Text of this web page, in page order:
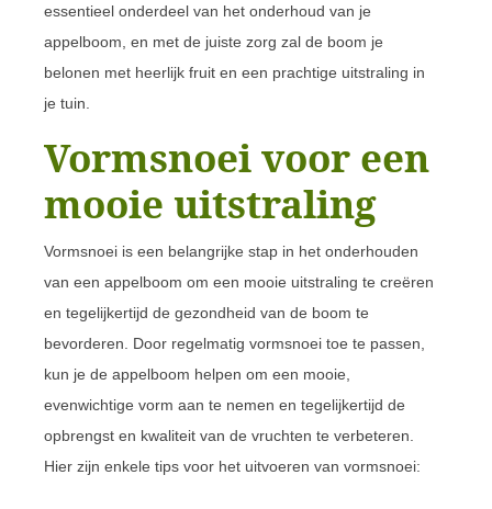
essentieel onderdeel van het onderhoud van je
appelboom, en met de juiste zorg zal de boom je
belonen met heerlijk fruit en een prachtige uitstraling in
je tuin.
Vormsnoei voor een
mooie uitstraling
Vormsnoei is een belangrijke stap in het onderhouden
van een appelboom om een mooie uitstraling te creëren
en tegelijkertijd de gezondheid van de boom te
bevorderen. Door regelmatig vormsnoei toe te passen,
kun je de appelboom helpen om een mooie,
evenwichtige vorm aan te nemen en tegelijkertijd de
opbrengst en kwaliteit van de vruchten te verbeteren.
Hier zijn enkele tips voor het uitvoeren van vormsnoei: